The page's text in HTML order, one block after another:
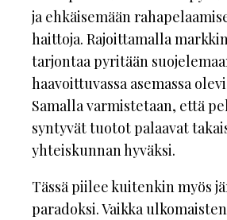
ja ehkäisemään
haittoja. Rajoittamalla
tarjontaa pyritään
haavoittuvassa asemassa
Samalla varmistetaan, että
syntyvät tuotot palaavat
yhteiskunnan hyväksi.
Tässä piilee kuitenkin myös
paradoksi. Vaikka